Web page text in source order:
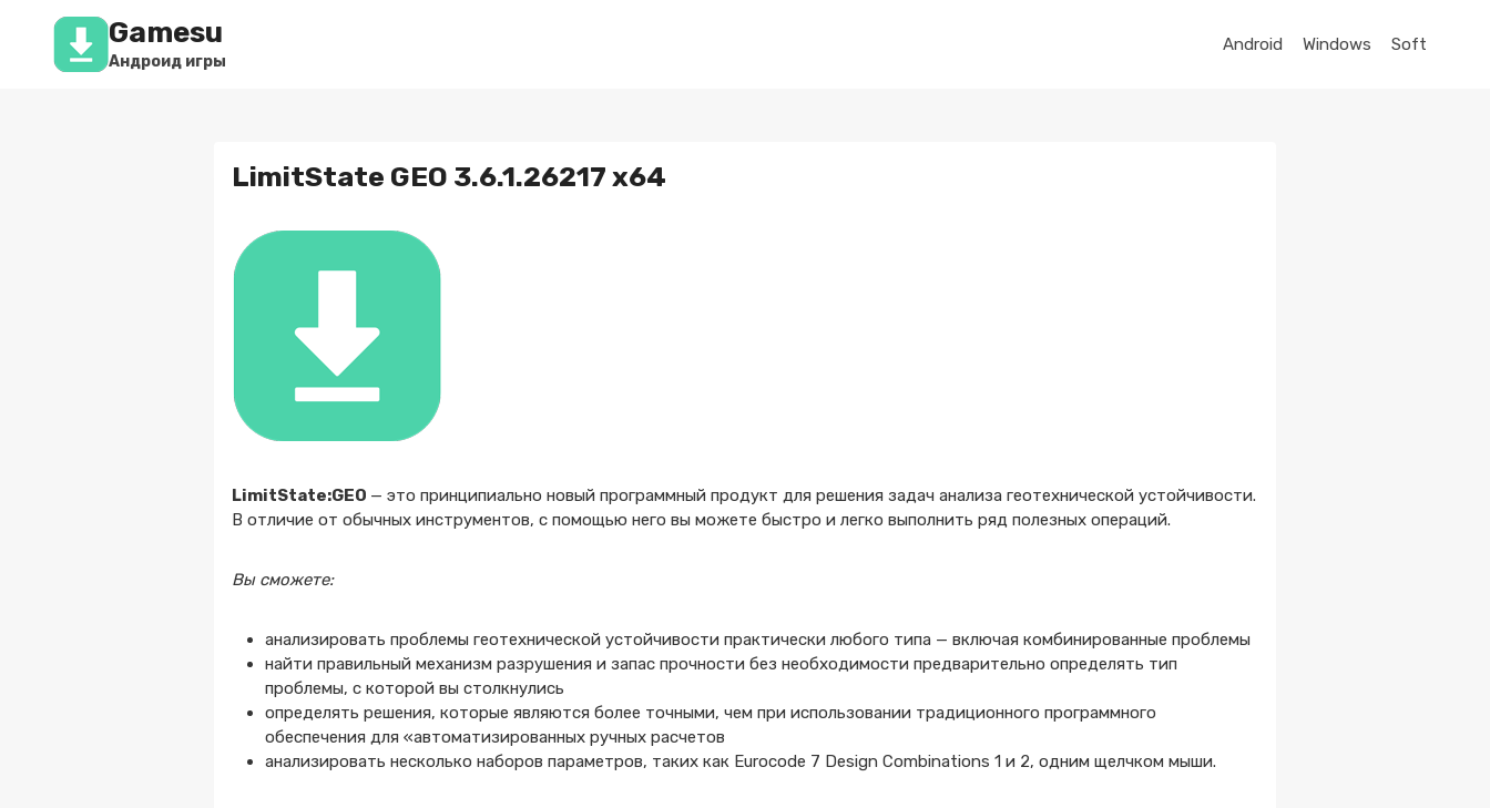
Перейти
содержимому
Gamesu
Андроид игры
Android Windows Soft
LimitState GEO 3.6.1.26217 x64
LimitState:GEO — это принципиально новый программный продукт для решения задач анализа геотехнической устойчивости.
В отличие от обычных инструментов, с помощью него вы можете быстро и легко выполнить ряд полезных операций.
Вы сможете:
анализировать проблемы геотехнической устойчивости практически любого типа — включая комбинированные проблемы
найти правильный механизм разрушения и запас прочности без необходимости предварительно определять тип
проблемы, с которой вы столкнулись
определять решения, которые являются более точными, чем при использовании традиционного программного
обеспечения для «автоматизированных ручных расчетов
анализировать несколько наборов параметров, таких как Eurocode 7 Design Combinations 1 и 2, одним щелчком мыши.